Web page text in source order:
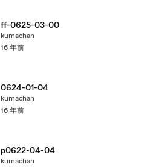
ff-0625-03-00
kumachan
16 年前
0624-01-04
kumachan
16 年前
p0622-04-04
kumachan